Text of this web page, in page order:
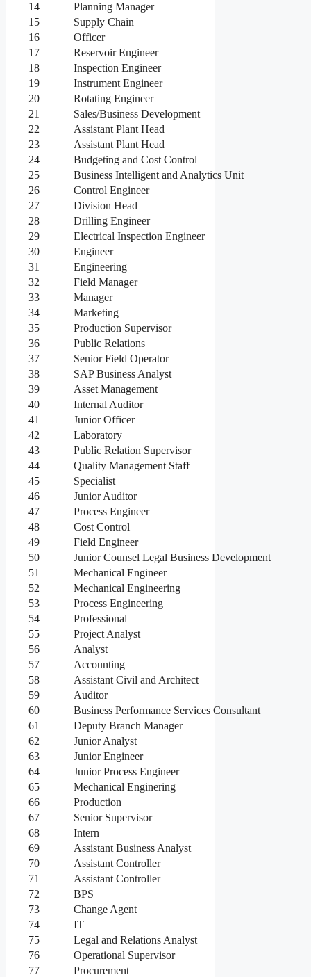
14
Planning Manager
15
Supply Chain
16
Officer
17
Reservoir Engineer
18
Inspection Engineer
19
Instrument Engineer
20
Rotating Engineer
21
Sales/Business Development
22
Assistant Plant Head
23
Assistant Plant Head
24
Budgeting and Cost Control
25
Business Intelligent and Analytics Unit
26
Control Engineer
27
Division Head
28
Drilling Engineer
29
Electrical Inspection Engineer
30
Engineer
31
Engineering
32
Field Manager
33
Manager
34
Marketing
35
Production Supervisor
36
Public Relations
37
Senior Field Operator
38
SAP Business Analyst
39
Asset Management
40
Internal Auditor
41
Junior Officer
42
Laboratory
43
Public Relation Supervisor
44
Quality Management Staff
45
Specialist
46
Junior Auditor
47
Process Engineer
48
Cost Control
49
Field Engineer
50
Junior Counsel Legal Business Development
51
Mechanical Engineer
52
Mechanical Engineering
53
Process Engineering
54
Professional
55
Project Analyst
56
Analyst
57
Accounting
58
Assistant Civil and Architect
59
Auditor
60
Business Performance Services Consultant
61
Deputy Branch Manager
62
Junior Analyst
63
Junior Engineer
64
Junior Process Engineer
65
Mechanical Enginering
66
Production
67
Senior Supervisor
68
Intern
69
Assistant Business Analyst
70
Assistant Controller
71
Assistant Controller
72
BPS
73
Change Agent
74
IT
75
Legal and Relations Analyst
76
Operational Supervisor
77
Procurement